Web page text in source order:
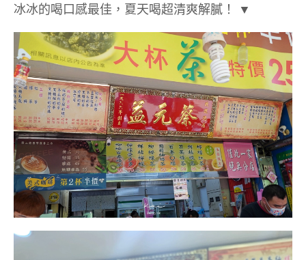
冰冰的喝口感最佳，夏天喝超清爽解膩！ ▼